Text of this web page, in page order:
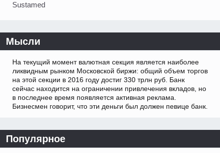
Sustamed
Мысли
На текущий момент валютная секция является наиболее
ликвидным рынком Московской биржи: общий объем торгов
на этой секции в 2016 году достиг 330 трлн руб. Банк
сейчас находится на ограничении привлечения вкладов, но
в последнее время появляется активная реклама.
Бизнесмен говорит, что эти деньги был должен певице банк.
Популярное